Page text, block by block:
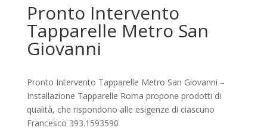
Pronto Intervento
Tapparelle Metro San
Giovanni
Pronto Intervento Tapparelle Metro San Giovanni –
Installazione Tapparelle Roma propone prodotti di
qualità, che rispondono alle esigenze di ciascuno
Francesco 393.1593590